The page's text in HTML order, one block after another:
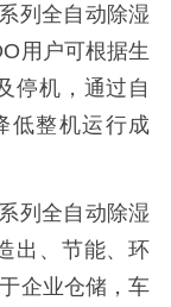
列全自动除湿
用户可根据生
停机，通过自
低整机运行成
列全自动除湿
出、节能、环
企业仓储，车